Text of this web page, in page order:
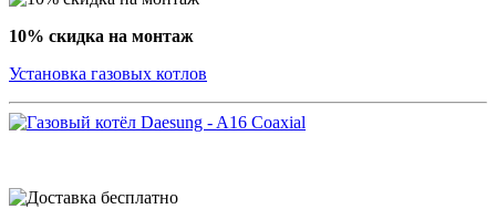
10% скидка на монтаж
Установка газовых котлов